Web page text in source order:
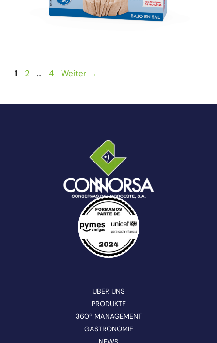
1 2 … 4 Weiter →
UBER UNS
PRODUKTE
360º MANAGEMENT
GASTRONOMIE